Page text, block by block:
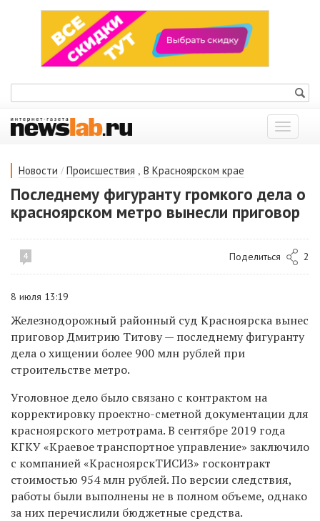
Показать
меню
Новости / Происшествия , В Красноярском крае
Последнему фигуранту громкого дела о
красноярском метро вынесли приговор
4 Поделиться 2
8 июля 13:19
Железнодорожный районный суд Красноярска вынес
приговор Дмитрию Титову — последнему фигуранту
дела о хищении более 900 млн рублей при
строительстве метро.
Уголовное дело было связано с контрактом на
корректировку проектно-сметной документации для
красноярского метротрама. В сентябре 2019 года
КГКУ «Краевое транспортное управление» заключило
с компанией «КрасноярскТИСИЗ» госконтракт
стоимостью 954 млн рублей. По версии следствия,
работы были выполнены не в полном объеме, однако
за них перечислили бюджетные средства.